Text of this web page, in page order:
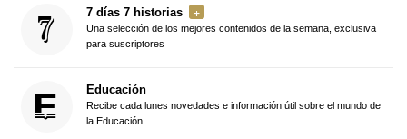
7 días 7 historias
Una selección de los mejores contenidos de la semana, exclusiva
para suscriptores
Educación
Recibe cada lunes novedades e información útil sobre el mundo de
la Educación